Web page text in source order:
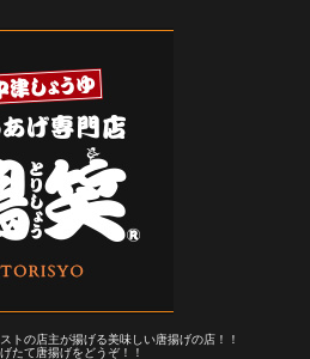
トの店主が揚げる美味しい唐揚げの店！！
たて唐揚げをどうぞ！！